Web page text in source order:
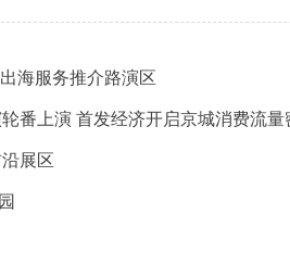
海服务推介路演区
番上演 首发经济开启京城消费流量
展区